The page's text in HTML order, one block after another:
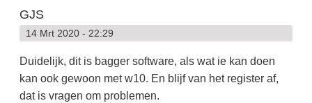
GJS
14 Mrt 2020 - 22:29
Duidelijk, dit is bagger software, als wat ie kan doen
kan ook gewoon met w10. En blijf van het register af,
dat is vragen om problemen.